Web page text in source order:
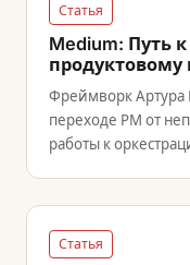
Статья
Medium: Путь
Фреймворк Артура
переходе PM от
работы к
Статья